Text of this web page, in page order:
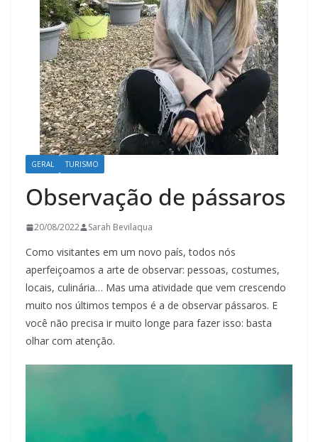
GERAL TURISMO
Observação de pássaros
20/08/2022 Sarah Bevilaqua
Como visitantes em um novo país, todos nós
aperfeiçoamos a arte de observar: pessoas, costumes,
locais, culinária… Mas uma atividade que vem crescendo
muito nos últimos tempos é a de observar pássaros. E
você não precisa ir muito longe para fazer isso: basta
olhar com atenção.